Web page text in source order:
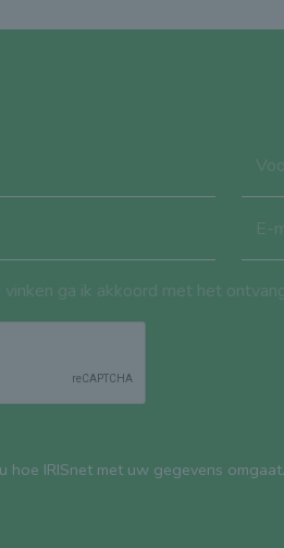
E-
ga ik akkoord met het
hoe IRISnet met uw gegevens